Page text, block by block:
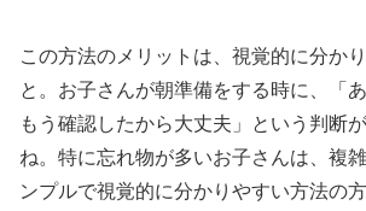
この方法のメリットは、視覚的に分か
と。お子さんが朝準備をする時に、「
もう確認したから大丈夫」という判断
ね。特に忘れ物が多いお子さんは、複
ンプルで視覚的に分かりやすい方法の